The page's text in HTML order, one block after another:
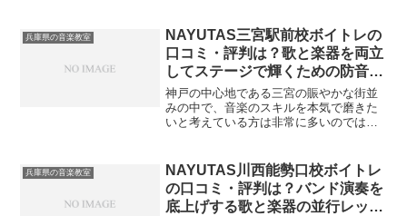
びつつ楽器の演奏力も同時に底上げでき
る環境を見つけるのは、想...
兵庫県の音楽教室
NAYUTAS三宮駅前校ボイトレの
口コミ・評判は？歌と楽器を両立
してステージで輝くための防音空
間
神戸の中心地である三宮の賑やかな街並
みの中で、音楽のスキルを本気で磨きた
いと考えている方は非常に多いのではな
を上げたいバンドマンにとって、理想的
な練習環境を見つけること...
兵庫県の音楽教室
NAYUTAS川西能勢口校ボイトレ
の口コミ・評判は？バンド演奏を
底上げする歌と楽器の並行レッス